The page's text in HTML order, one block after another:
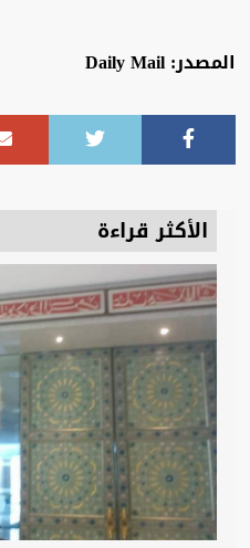
المصدر: Daily Mail
الأكثر قراءة